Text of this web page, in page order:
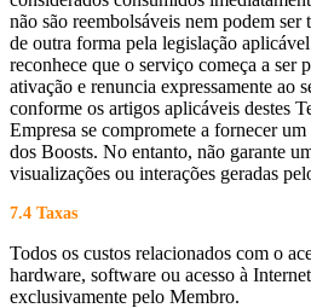
não são reembolsáveis nem podem ser
de outra forma pela legislação
reconhece que o serviço começa a ser
ativação e renuncia expressamente ao
conforme os artigos aplicáveis destes
Empresa se compromete a fornecer
dos Boosts. No entanto, não garante
visualizações ou interações geradas
7.4 Taxas
Todos os custos relacionados com o
hardware, software ou acesso à
exclusivamente pelo Membro.